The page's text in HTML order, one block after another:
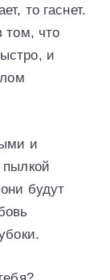
то гаснет.
том, что
и
и
будут